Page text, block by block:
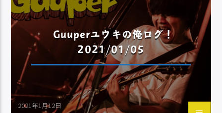
Guuperユウキの俺ログ！
2021/01/05
2021年1月12日